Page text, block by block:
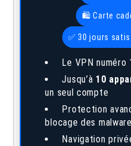
🛍️ Carte
✅ 30 jours
Le VPN numéro
Jusqu’à 10
un seul compte
Protection
blocage des
Navigation